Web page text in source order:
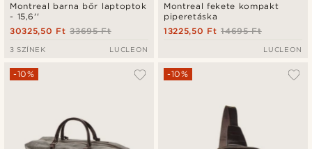
Montreal barna bőr laptoptok
- 15,6''
33695 Ft
30325,50 Ft
3 SZÍNEK LUCLEON
Montreal fekete kompakt
piperetáska
14695 Ft
13225,50 Ft
LUCLEON
-10% -10%